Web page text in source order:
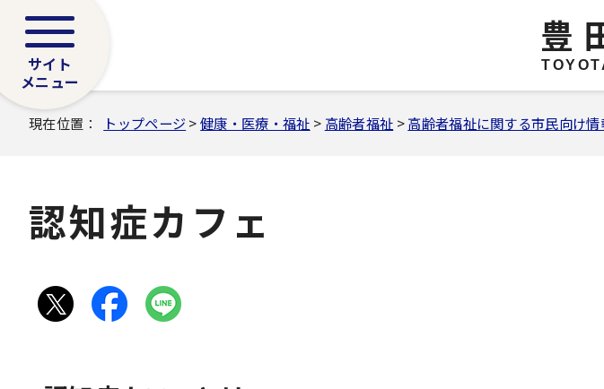
豊
サイト
メニュー
現在位置： トップページ >健康・医療・福祉 > 高齢者福祉 >高齢者福祉に関する市民向け情
認知症カフェ